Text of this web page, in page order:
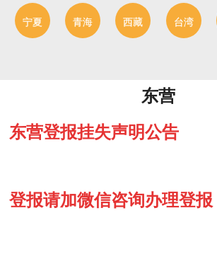
宁夏 青海 西藏 台湾
东营
东营登报挂失声明公告
登报请加微信咨询办理登报